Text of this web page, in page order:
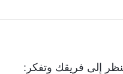
إلى فريقك وتفكر: